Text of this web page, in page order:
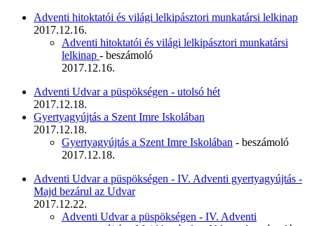
Adventi hitoktatói és világi lelkipásztori munkatársi lelkinap
2017.12.16.
Adventi hitoktatói és világi lelkipásztori munkatársi
lelkinap - beszámoló
2017.12.16.
Adventi Udvar a püspökségen - utolsó hét
2017.12.18.
Gyertyagyújtás a Szent Imre Iskolában
2017.12.18.
Gyertyagyújtás a Szent Imre Iskolában - beszámoló
2017.12.18.
Adventi Udvar a püspökségen - IV. Adventi gyertyagyújtás -
Majd bezárul az Udvar
2017.12.22.
Adventi Udvar a püspökségen - IV. Adventi